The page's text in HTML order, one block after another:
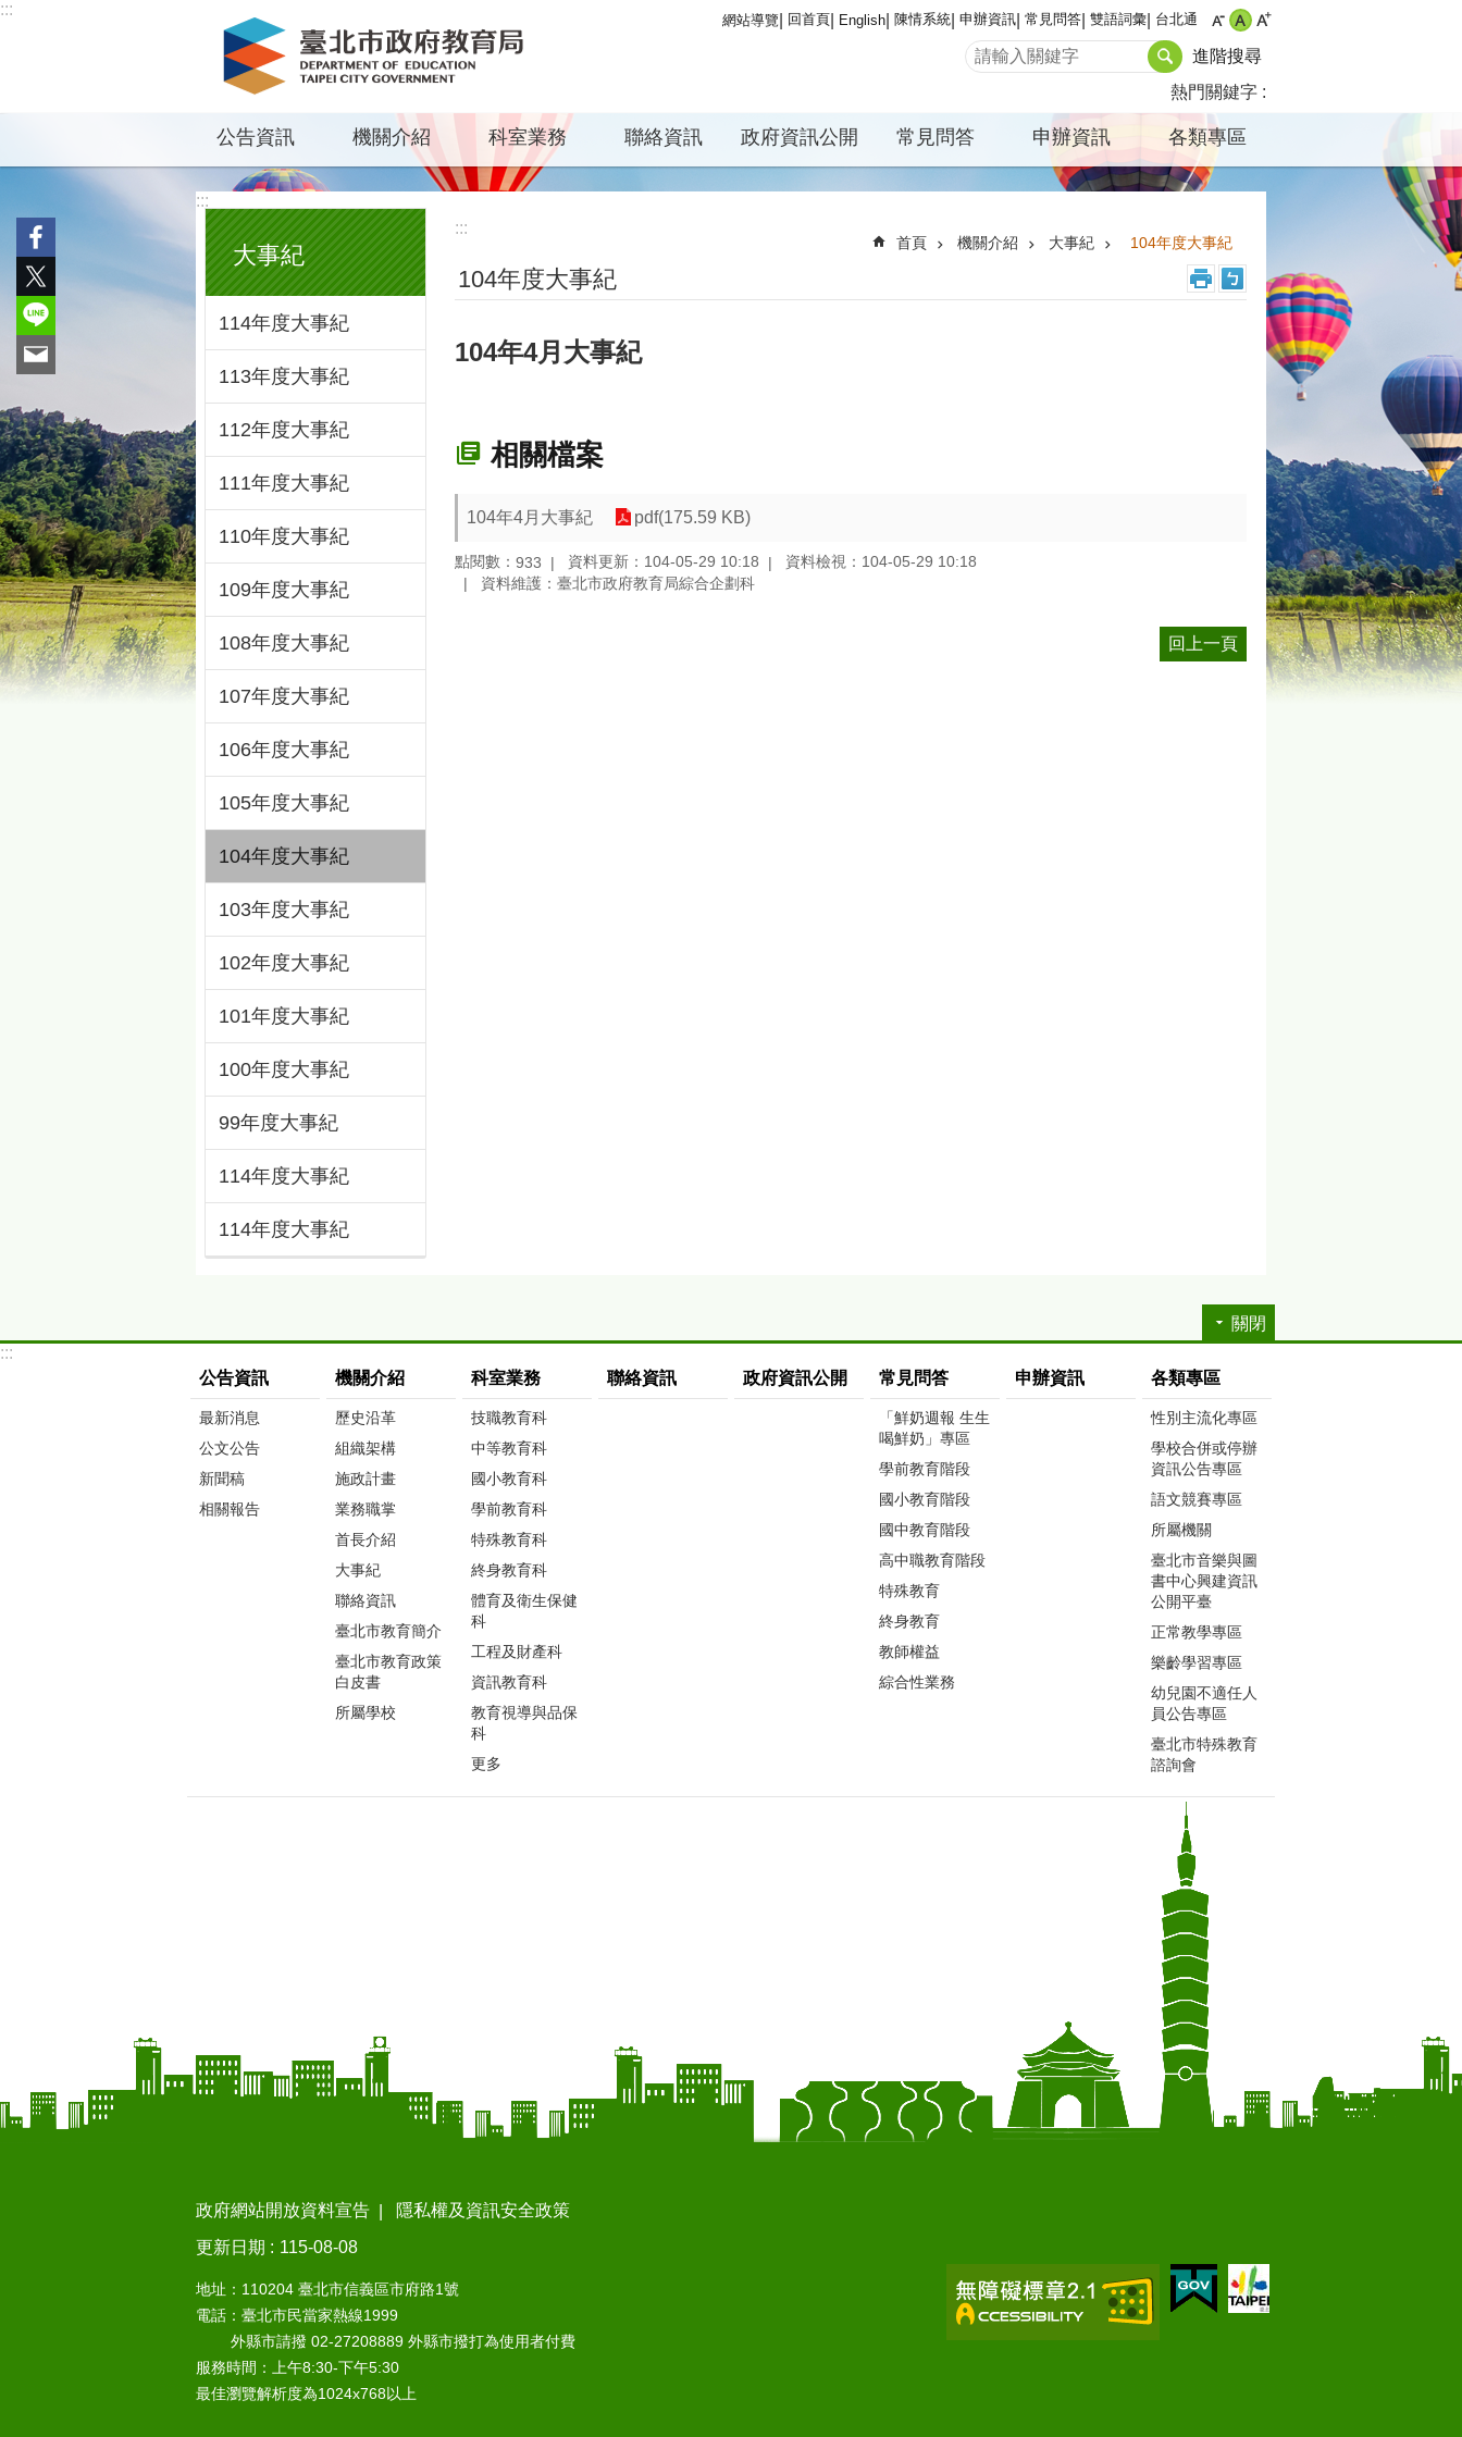
跳到主要內容區塊
:::
網站導覽 回首頁 English 陳情系統 申辦資訊 常見問答 雙語詞彙 台北通
進階搜尋
熱門關鍵字
公告資訊 機關介紹 科室業務 聯絡資訊 政府資訊公開 常見問答 申辦資訊 各類專區
:::
大事紀
114年度大事紀
113年度大事紀
112年度大事紀
111年度大事紀
110年度大事紀
109年度大事紀
108年度大事紀
107年度大事紀
106年度大事紀
105年度大事紀
104年度大事紀
103年度大事紀
102年度大事紀
101年度大事紀
100年度大事紀
99年度大事紀
114年度大事紀
114年度大事紀
:::
首頁 機關介紹 大事紀 104年度大事紀
104年度大事紀
104年4月大事紀
相關檔案
104年4月大事紀 pdf(175.59 KB)
點閱數： 933 資料更新：104-05-29 10:18
資料檢視：104-05-29 10:18
資料維護：臺北市政府教育局綜合企劃科
回上一頁
關閉
:::
公告資訊
最新消息
公文公告
新聞稿
相關報告
機關介紹
歷史沿革
組織架構
施政計畫
業務職掌
首長介紹
大事紀
聯絡資訊
臺北市教育簡介
臺北市教育政策
白皮書
所屬學校
科室業務
技職教育科
中等教育科
國小教育科
學前教育科
特殊教育科
終身教育科
體育及衛生保健
科
工程及財產科
資訊教育科
教育視導與品保
科
更多
聯絡資訊 政府資訊公開 常見問答
「鮮奶週報 生生
喝鮮奶」專區
學前教育階段
國小教育階段
國中教育階段
高中職教育階段
特殊教育
終身教育
教師權益
綜合性業務
申辦資訊 各類專區
性別主流化專區
學校合併或停辦
資訊公告專區
語文競賽專區
所屬機關
臺北市音樂與圖
書中心興建資訊
公開平臺
正常教學專區
樂齡學習專區
幼兒園不適任人
員公告專區
臺北市特殊教育
諮詢會
政府網站開放資料宣告
隱私權及資訊安全政策
更新日期
115-08-08
地址：110204 臺北市信義區市府路1號
電話：臺北市民當家熱線1999
外縣市請撥 02-27208889 外縣市撥打為使用者付費
服務時間：上午8:30-下午5:30
最佳瀏覽解析度為1024x768以上